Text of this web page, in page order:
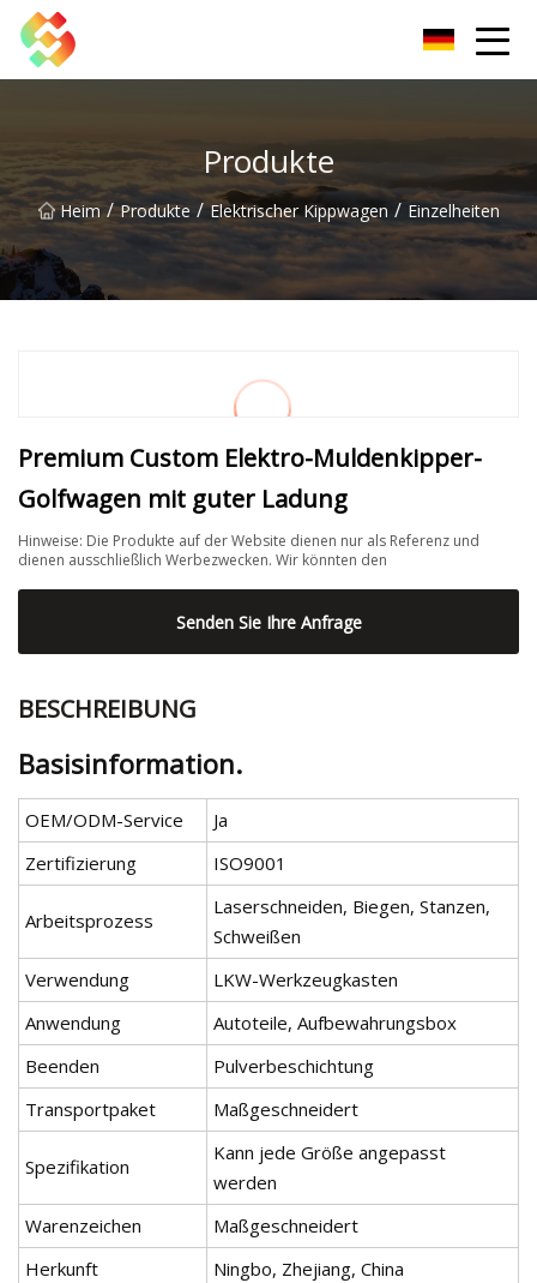
Produkte
Heim / Produkte / Elektrischer Kippwagen / Einzelheiten
Premium Custom Elektro-Muldenkipper-
Golfwagen mit guter Ladung
Hinweise: Die Produkte auf der Website dienen nur als Referenz und
dienen ausschließlich Werbezwecken. Wir könnten den
Senden Sie Ihre Anfrage
BESCHREIBUNG
Basisinformation.
OEM/ODM-Service
Ja
Zertifizierung
ISO9001
Arbeitsprozess
Laserschneiden, Biegen, Stanzen,
Schweißen
Verwendung
LKW-Werkzeugkasten
Anwendung
Autoteile, Aufbewahrungsbox
Beenden
Pulverbeschichtung
Transportpaket
Maßgeschneidert
Spezifikation
Kann jede Größe angepasst
werden
Warenzeichen
Maßgeschneidert
Herkunft
Ningbo, Zhejiang, China